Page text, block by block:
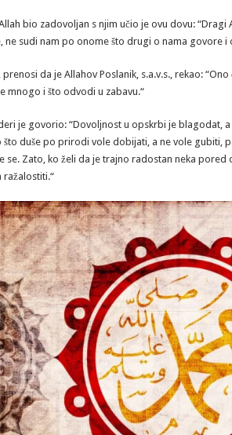
bio zadovoljan s njim učio je ovu dovu:
ne sudi nam po onome što drugi o nama govore i
prenosi da je Allahov Poslanik, s.a.v.s., rekao:
mnogo i što odvodi u zabavu.“
je govorio: “Dovoljnost u opskrbi je blagodat,
što duše po prirodi vole dobijati, a ne vole gubiti,
se. Zato, ko želi da je trajno radostan neka
ražalostiti.“